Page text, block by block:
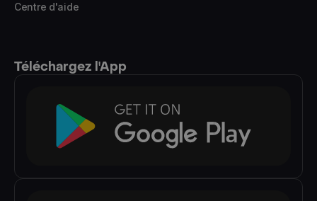
Centre d'aide
Téléchargez l'App